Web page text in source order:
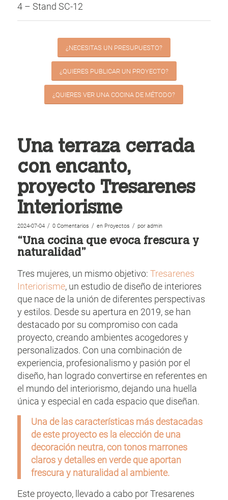
4 – Stand SC-12
¿NECESITAS UN PRESUPUESTO?
¿QUIERES PUBLICAR UN PROYECTO?
¿QUIERES VER UNA COCINA DE MÉTODO?
Una terraza cerrada
con encanto,
proyecto Tresarenes
Interiorisme
2024-07-04 / 0 Comentarios / en Proyectos / por admin
“Una cocina que evoca frescura y
naturalidad”
Tres mujeres, un mismo objetivo: Tresarenes
Interiorisme, un estudio de diseño de interiores
que nace de la unión de diferentes perspectivas
y estilos. Desde su apertura en 2019, se han
destacado por su compromiso con cada
proyecto, creando ambientes acogedores y
personalizados. Con una combinación de
experiencia, profesionalismo y pasión por el
diseño, han logrado convertirse en referentes en
el mundo del interiorismo, dejando una huella
única y especial en cada espacio que diseñan.
Una de las características más destacadas
de este proyecto es la elección de una
decoración neutra, con tonos marrones
claros y detalles en verde que aportan
frescura y naturalidad al ambiente.
Este proyecto, llevado a cabo por Tresarenes